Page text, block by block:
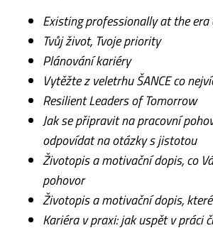
Existing professionally at the era
Tvůj život, Tvoje priority
Plánování kariéry
Vytěžte z veletrhu ŠANCE co
Resilient Leaders of Tomorrow
Jak se připravit na pracovní
odpovídat na otázky s jistotou
Životopis a motivační dopis, co
pohovor
Životopis a motivační dopis,
Kariéra v praxi: jak uspět v práci